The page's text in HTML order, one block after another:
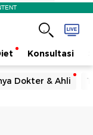
Konsultasi
Dokter & Ahli